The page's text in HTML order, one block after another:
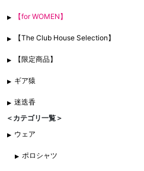
【for WOMEN】
【The Club House Selection】
【限定商品】
ギア猿
迷迭香
＜カテゴリ一覧＞
ウェア
ポロシャツ